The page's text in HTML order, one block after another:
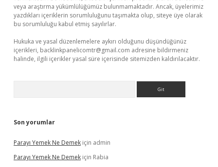
veya araştırma yükümlülüğümüz bulunmamaktadır. Ancak, üyelerimiz
yazdıkları içeriklerin sorumluluğunu taşımakta olup, siteye üye olarak
bu sorumluluğu kabul etmiş sayılırlar.
Hukuka ve yasal düzenlemelere aykırı olduğunu düşündüğünüz
içerikleri, backlinkpanelicomtr@gmail.com adresine bildirmeniz
halinde, ilgili içerikler yasal süre içerisinde sitemizden kaldırılacaktır.
Son yorumlar
Parayı Yemek Ne Demek için admin
Parayı Yemek Ne Demek için Rabia